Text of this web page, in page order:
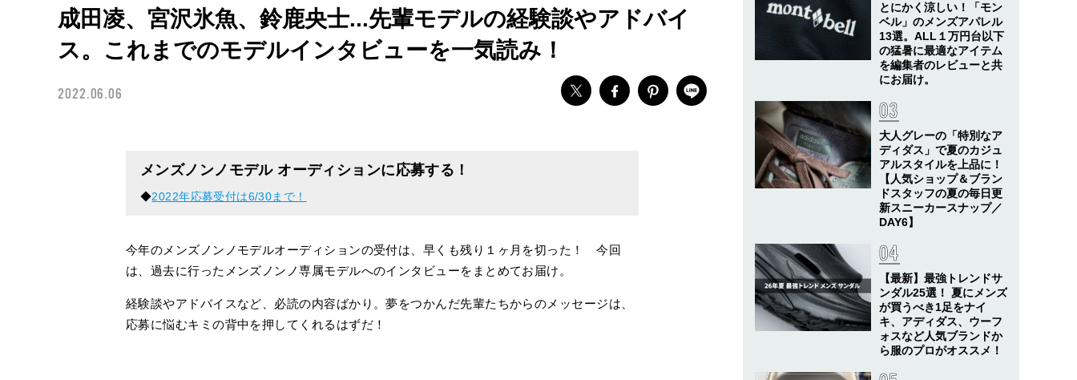
成田凌、宮沢氷魚、鈴鹿央士...先輩モデルの経験談やアドバイ
ス。これまでのモデルインタビューを一気読み！
2022.06.06
メンズノンノモデル オーディションに応募する！
◆2022年応募受付は6/30まで！
今年のメンズノンノモデルオーディションの受付は、早くも残り１ヶ月を切った！ 今回
は、過去に行ったメンズノンノ専属モデルへのインタビューをまとめてお届け。
経験談やアドバイスなど、必読の内容ばかり。夢をつかんだ先輩たちからのメッセージは、
応募に悩むキミの背中を押してくれるはずだ！
とにかく涼しい！「モン
ベル」のメンズアパレル
13選。ALL１万円台以下
の猛暑に最適なアイテム
を編集者のレビューと共
にお届け。
大人グレーの「特別なア
ディダス」で夏のカジュ
アルスタイルを上品に！
【人気ショップ＆ブラン
ドスタッフの夏の毎日更
新スニーカースナップ／
DAY6】
【最新】最強トレンドサ
ンダル25選！ 夏にメンズ
が買うべき1足をナイ
キ、アディダス、ウーフ
ォスなど人気ブランドか
ら服のプロがオススメ！